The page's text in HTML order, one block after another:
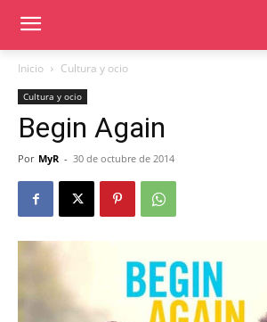
Inicio Cultura y ocio
Cultura y ocio
Begin Again
Por MyR - 30 de octubre de 2014